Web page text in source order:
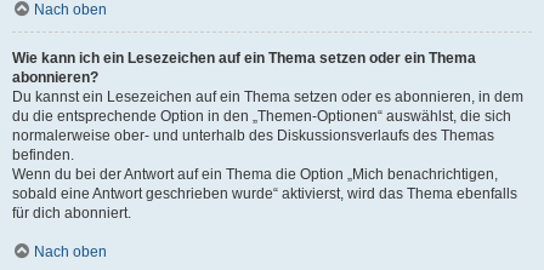
Nach oben
Wie kann ich ein Lesezeichen auf ein Thema setzen oder ein Thema
abonnieren?
Du kannst ein Lesezeichen auf ein Thema setzen oder es abonnieren, in dem
du die entsprechende Option in den „Themen-Optionen“ auswählst, die sich
normalerweise ober- und unterhalb des Diskussionsverlaufs des Themas
befinden.
Wenn du bei der Antwort auf ein Thema die Option „Mich benachrichtigen,
sobald eine Antwort geschrieben wurde“ aktivierst, wird das Thema ebenfalls
für dich abonniert.
Nach oben